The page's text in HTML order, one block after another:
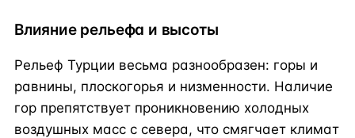
Влияние рельефа и высоты
Рельеф Турции весьма разнообразен: горы и
равнины, плоскогорья и низменности. Наличие
гор препятствует проникновению холодных
воздушных масс с севера, что смягчает климат